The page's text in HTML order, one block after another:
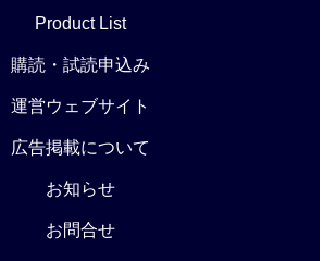
Product List
購読・試読申込み
運営ウェブサイト
広告掲載について
お知らせ
お問合せ